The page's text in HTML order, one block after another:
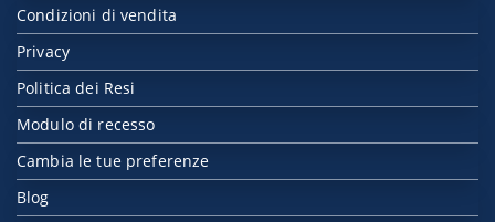
Condizioni di vendita
Privacy
Politica dei Resi
Modulo di recesso
Cambia le tue preferenze
Blog